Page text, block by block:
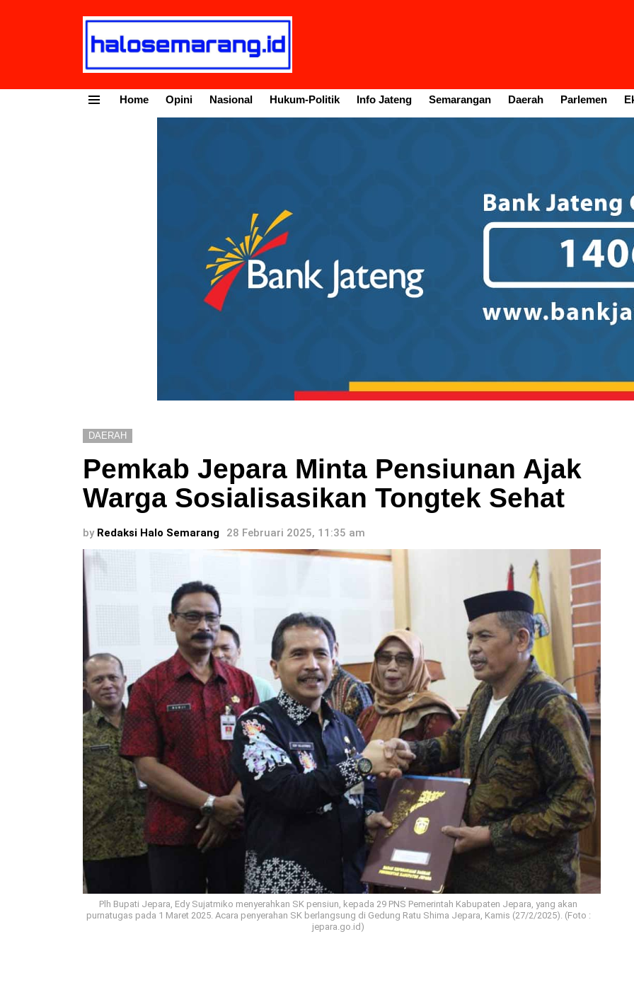
Home Opini Nasional Hukum-Politik Info Jateng Semarangan Daerah Parlemen
DAERAH
Pemkab Jepara Minta Pensiunan Ajak
Warga Sosialisasikan Tongtek Sehat
by Redaksi Halo Semarang 28 Februari 2025, 11:35 am
Plh Bupati Jepara, Edy Sujatmiko menyerahkan SK pensiun, kepada 29 PNS Pemerintah Kabupaten Jepara, yang akan
purnatugas pada 1 Maret 2025. Acara penyerahan SK berlangsung di Gedung Ratu Shima Jepara, Kamis (27/2/2025). (Foto :
jepara.go.id)